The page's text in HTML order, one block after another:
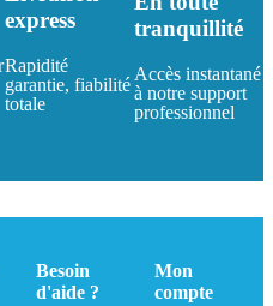
express
Rapidité
garantie, fiabilité
totale
tranquillité
Accès instantané
à notre support
professionnel
Besoin
d'aide ?
Mon
compte